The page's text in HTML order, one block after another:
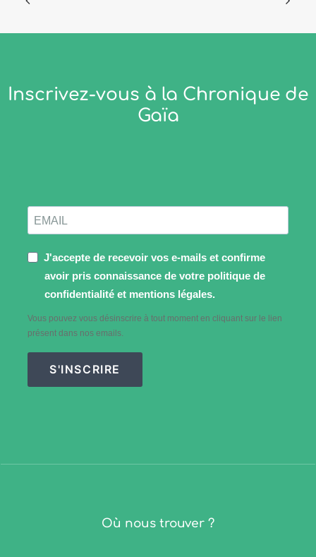
Inscrivez-vous à la Chronique de
Gaïa
J'accepte de recevoir vos e-mails et confirme
avoir pris connaissance de votre politique de
confidentialité et mentions légales.
Vous pouvez vous désinscrire à tout moment en cliquant sur le lien
présent dans nos emails.
S'INSCRIRE
Où nous trouver ?